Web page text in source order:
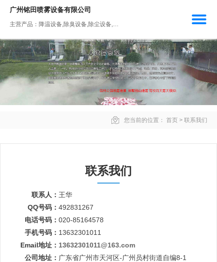
广州铭田喷雾设备有限公司
主营产品：降温设备,除臭设备,除尘设备,人工造雾设备,加湿设备
您当前的位置： 首页 > 联系我们
联系我们
联系人： 王华
QQ号码： 492831267
电话号码： 020-85164578
手机号码： 13632301011
Email地址： 13632301011@163.com
公司地址： 广东省广州市天河区-广州员村街道自编8-1